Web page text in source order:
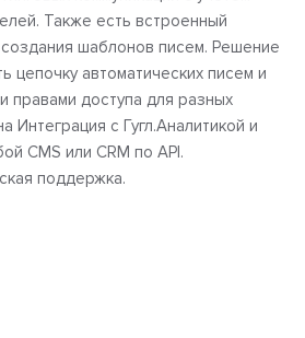
Также есть встроенный
шаблонов писем. Решение
цепочку автоматических писем и
правами доступа для разных
Интеграция с Гугл.Аналитикой и
CMS или CRM по API.
поддержка.